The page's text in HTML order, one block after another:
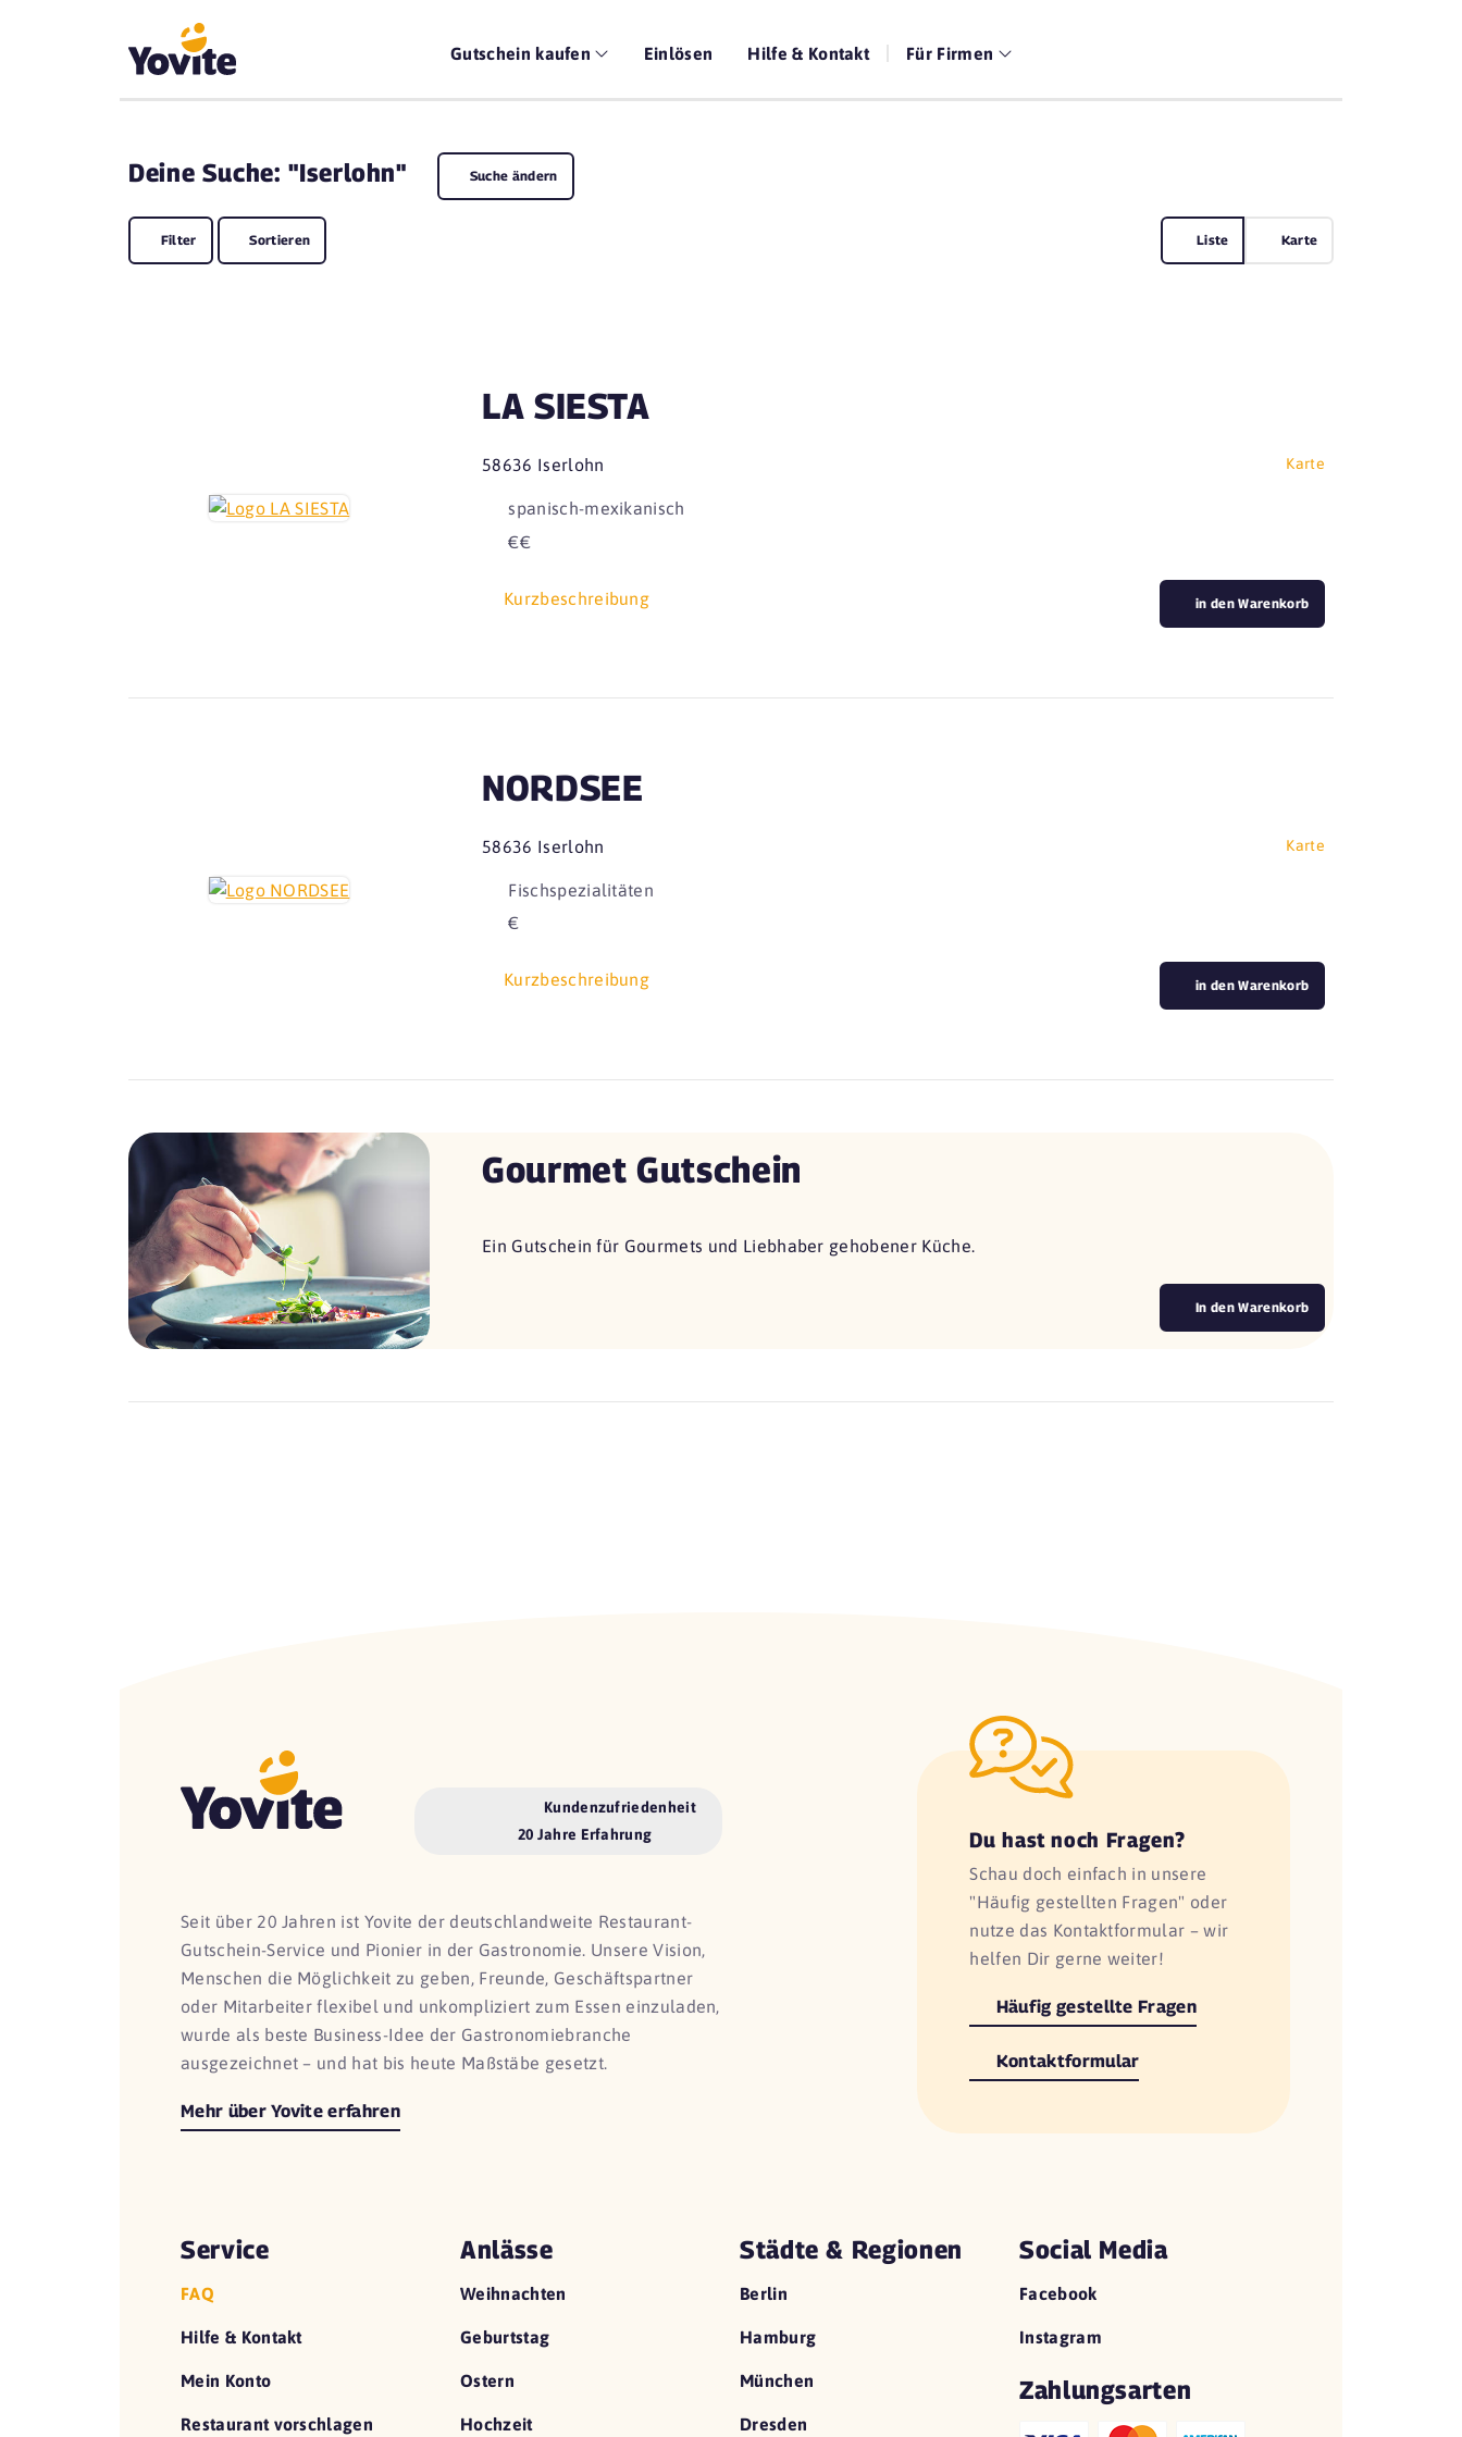
Gutschein kaufen Einlösen Hilfe & Kontakt Für Firmen
Deine Suche: "Iserlohn" Suche ändern
Filter Sortieren Liste Karte
LA SIESTA
58636 Iserlohn Karte
spanisch-mexikanisch
€€
Kurzbeschreibung in den Warenkorb
NORDSEE
58636 Iserlohn Karte
Fischspezialitäten
€
Kurzbeschreibung in den Warenkorb
Gourmet Gutschein
Ein Gutschein für Gourmets und Liebhaber gehobener Küche.
In den Warenkorb
Kundenzufriedenheit
20 Jahre Erfahrung
Seit über 20 Jahren ist Yovite der deutschlandweite Restaurant-
Gutschein-Service und Pionier in der Gastronomie. Unsere Vision,
Menschen die Möglichkeit zu geben, Freunde, Geschäftspartner
oder Mitarbeiter flexibel und unkompliziert zum Essen einzuladen,
wurde als beste Business-Idee der Gastronomiebranche
ausgezeichnet – und hat bis heute Maßstäbe gesetzt.
Mehr über Yovite erfahren
Du hast noch Fragen?
Schau doch einfach in unsere
"Häufig gestellten Fragen" oder
nutze das Kontaktformular – wir
helfen Dir gerne weiter!
Häufig gestellte Fragen
Kontaktformular
Service
FAQ
Hilfe & Kontakt
Mein Konto
Restaurant vorschlagen
Anlässe
Weihnachten
Geburtstag
Ostern
Hochzeit
Städte & Regionen
Berlin
Hamburg
München
Dresden
Social Media
Facebook
Instagram
Zahlungsarten